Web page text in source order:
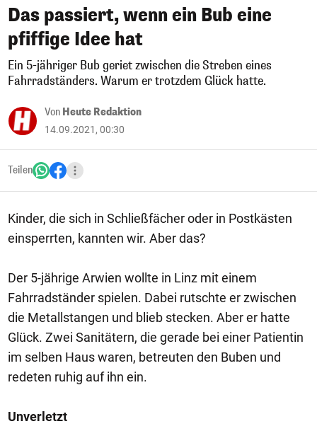
Das passiert, wenn ein Bub eine
pfiffige Idee hat
Ein 5-jähriger Bub geriet zwischen die Streben eines
Fahrradständers. Warum er trotzdem Glück hatte.
Von Heute Redaktion
14.09.2021, 00:30
Teilen
Kinder, die sich in Schließfächer oder in Postkästen
einsperrten, kannten wir. Aber das?
Der 5-jährige Arwien wollte in Linz mit einem
Fahrradständer spielen. Dabei rutschte er zwischen
die Metallstangen und blieb stecken. Aber er hatte
Glück. Zwei Sanitätern, die gerade bei einer Patientin
im selben Haus waren, betreuten den Buben und
redeten ruhig auf ihn ein.
Unverletzt